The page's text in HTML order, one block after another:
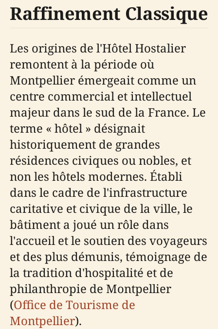
Raffinement Classique
Les origines de l'Hôtel Hostalier
remontent à la période où
Montpellier émergeait comme un
centre commercial et intellectuel
majeur dans le sud de la France. Le
terme « hôtel » désignait
historiquement de grandes
résidences civiques ou nobles, et
non les hôtels modernes. Établi
dans le cadre de l'infrastructure
caritative et civique de la ville, le
bâtiment a joué un rôle dans
l'accueil et le soutien des voyageurs
et des plus démunis, témoignage de
la tradition d'hospitalité et de
philanthropie de Montpellier
(Office de Tourisme de
Montpellier).